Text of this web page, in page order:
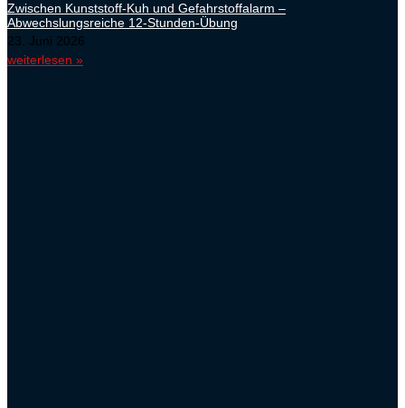
Zwischen Kunststoff-Kuh und Gefahrstoffalarm –
Abwechslungsreiche 12-Stunden-Übung
23. Juni 2026
weiterlesen »